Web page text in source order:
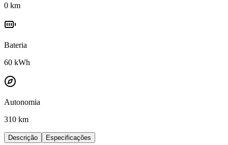
0 km
Bateria
60 kWh
Autonomia
310 km
Descrição Especificações